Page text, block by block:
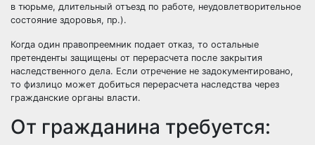
в тюрьме, длительный отъезд по работе, неудовлетворительное
состояние здоровья, пр.).
Когда один правопреемник подает отказ, то остальные
претенденты защищены от перерасчета после закрытия
наследственного дела. Если отречение не задокументировано,
то физлицо может добиться перерасчета наследства через
гражданские органы власти.
От гражданина требуется: